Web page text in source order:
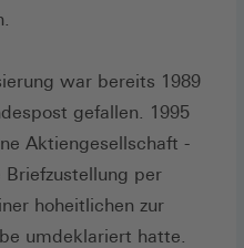
war bereits 1989
gefallen. 1995
Aktiengesellschaft -
per
hoheitlichen zur
umdeklariert hatte.